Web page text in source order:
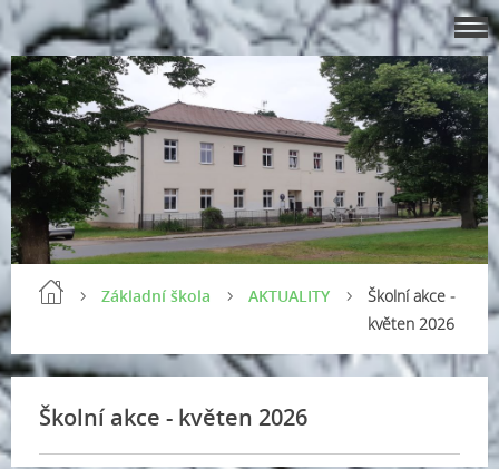
Základní škola AKTUALITY
Školní akce -
květen 2026
Školní akce - květen 2026